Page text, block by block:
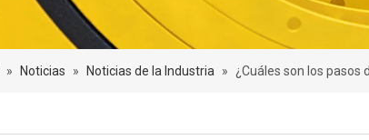
» Noticias » Noticias de la Industria » ¿Cuáles son los pasos